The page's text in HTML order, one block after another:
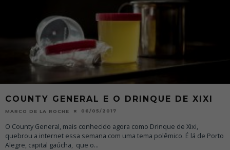
COUNTY GENERAL E O DRINQUE DE XIXI
MARCO DE LA ROCHE 06/05/2017
O County General, mais conhecido agora como Drinque de Xixi,
quebrou a internet essa semana com uma tema polêmico. É lá de Porto
Alegre, capital gaúcha, que o...